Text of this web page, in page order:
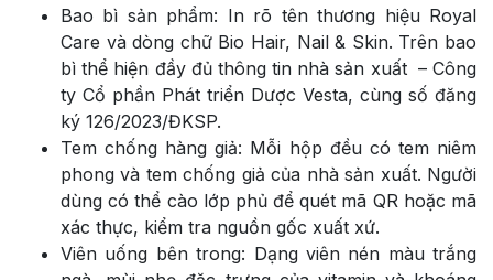
Bao bì sản phẩm: In rõ tên thương hiệu Royal
Care và dòng chữ Bio Hair, Nail & Skin. Trên bao
bì thể hiện đầy đủ thông tin nhà sản xuất – Công
ty Cổ phần Phát triển Dược Vesta, cùng số đăng
ký 126/2023/ĐKSP.
Tem chống hàng giả: Mỗi hộp đều có tem niêm
phong và tem chống giả của nhà sản xuất. Người
dùng có thể cào lớp phủ để quét mã QR hoặc mã
xác thực, kiểm tra nguồn gốc xuất xứ.
Viên uống bên trong: Dạng viên nén màu trắng